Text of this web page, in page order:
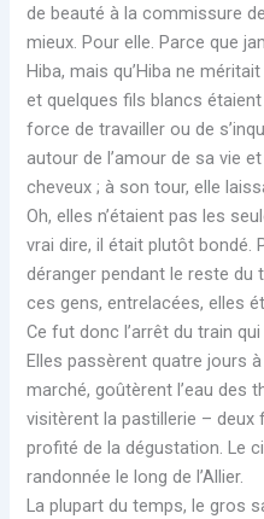
de beauté à la commissure
mieux. Pour elle. Parce que
Hiba, mais qu’Hiba ne
et quelques fils blancs
force de travailler ou de
autour de l’amour de sa vie
cheveux ; à son tour, elle
Oh, elles n’étaient pas les
vrai dire, il était plutôt bondé.
déranger pendant le reste du
ces gens, entrelacées, elles
Ce fut donc l’arrêt du train
Elles passèrent quatre jours
marché, goûtèrent l’eau des
visitèrent la pastillerie – deux
profité de la dégustation. Le
randonnée le long de l’Allier.
La plupart du temps, le gros